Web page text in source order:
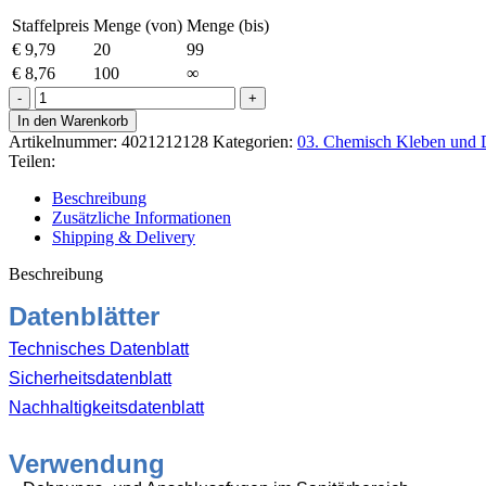
Staffelpreis Menge (von) Menge (bis)
€ 9,79 20
99
€ 8,76 100
∞
Ottoseal
S-
100
Sanitär-
Silikon
300ml
C51
Altweiss
Menge
In den Warenkorb
Artikelnummer: 4021212128 Kategorien: 03. Chemisch Kleben und
Teilen:
Beschreibung
Zusätzliche Informationen
Shipping & Delivery
Beschreibung
Datenblätter
Technisches Datenblatt
Sicherheitsdatenblatt
Nachhaltigkeitsdatenblatt
Verwendung